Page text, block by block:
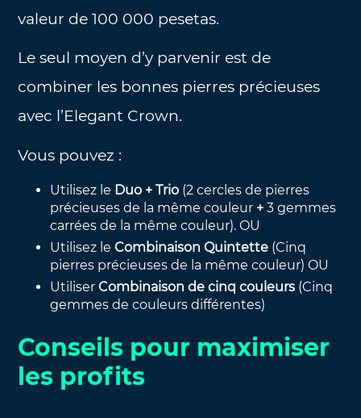
valeur de 100 000 pesetas.
Le seul moyen d’y parvenir est de
combiner les bonnes pierres précieuses
avec l’Elegant Crown.
Vous pouvez :
Utilisez le Duo + Trio (2 cercles de pierres
précieuses de la même couleur +3 gemmes
carrées de la même couleur). OU
Utilisez leCombinaison Quintette (Cinq
pierres précieuses de la même couleur) OU
UtiliserCombinaison de cinq couleurs (Cinq
gemmes de couleurs différentes)
Conseils pour maximiser
les profits